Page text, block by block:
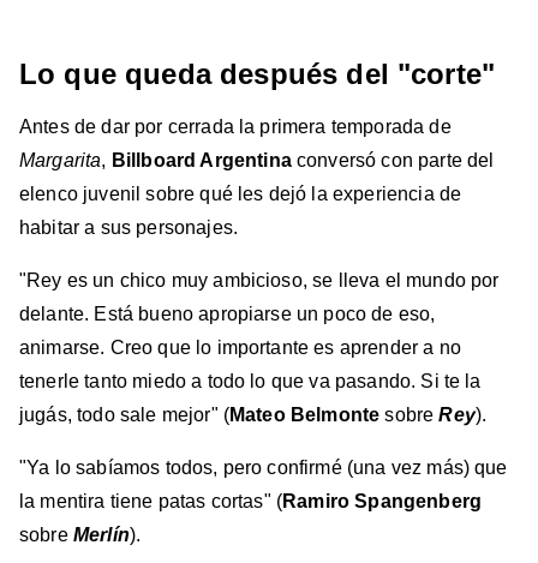
Lo que queda después del "corte"
Antes de dar por cerrada la primera temporada de
Margarita, Billboard Argentinaconversó con parte del
elenco juvenil sobre qué les dejó la experiencia de
habitar a sus personajes.
"Rey es un chico muy ambicioso, se lleva el mundo por
delante. Está bueno apropiarse un poco de eso,
animarse. Creo que lo importante es aprender a no
tenerle tanto miedo a todo lo que va pasando. Si te la
jugás, todo sale mejor" (Mateo Belmonte sobreRey).
"Ya lo sabíamos todos, pero confirmé (una vez más) que
la mentira tiene patas cortas" (Ramiro Spangenberg
sobre Merlín).